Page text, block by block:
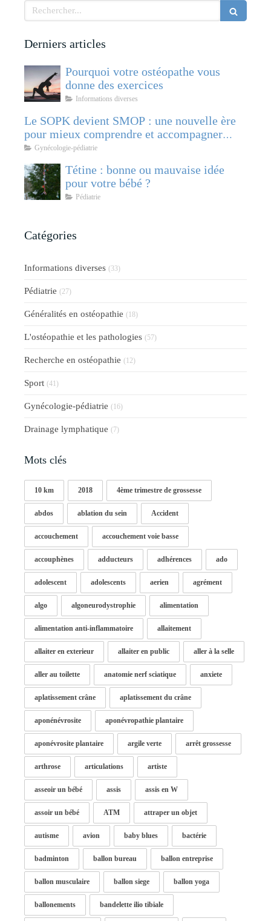
Rechercher
Derniers articles
Pourquoi votre ostéopathe vous
donne des exercices
Informations diverses
Le SOPK devient SMOP : une nouvelle ère
pour mieux comprendre et accompagner
cette pathologie féminine
Gynécologie-pédiatrie
Tétine : bonne ou mauvaise idée
pour votre bébé ?
Pédiatrie
Catégories
Informations diverses (33)
Pédiatrie (27)
Généralités en ostéopathie (18)
L'ostéopathie et les pathologies (57)
Recherche en ostéopathie (12)
Sport (41)
Gynécologie-pédiatrie (16)
Drainage lymphatique (7)
Mots clés
10 km 2018 4ème trimestre de grossesse
abdos ablation du sein Accident
accouchement accouchement voie basse
accouphènes adducteurs adhérences ado
adolescent adolescents aerien agrément
algo algoneurodystrophie alimentation
alimentation anti-inflammatoire allaitement
allaiter en exterieur allaiter en public aller à la selle
aller au toilette anatomie nerf sciatique anxiete
aplatissement crâne aplatissement du crâne
aponénévrosite aponévropathie plantaire
aponévrosite plantaire argile verte arrêt grossesse
arthrose articulations artiste
asseoir un bébé assis assis en W
assoir un bébé ATM attraper un objet
autisme avion baby blues bactérie
badminton ballon bureau ballon entreprise
ballon musculaire ballon siege ballon yoga
ballonements bandelette ilio tibiale